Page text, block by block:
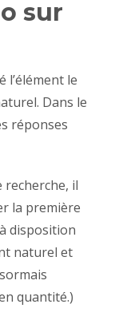
sur
l’élément le
Dans le
réponses
il
la première
disposition
naturel et
quantité.)